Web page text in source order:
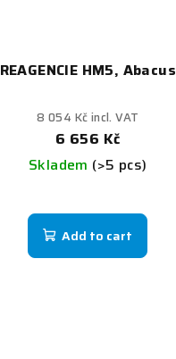
REAGENCIE HM5, Abacus
8 054 Kč incl. VAT
6 656 Kč
Skladem (>5 pcs)
Add to cart